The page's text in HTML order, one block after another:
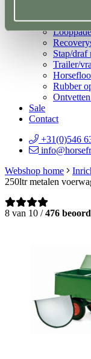
Stap/draf
Trailer/
Rubber
Sale
Contact
+31(0)546
Webshop home
250ltr metalen
8 van 10 /476